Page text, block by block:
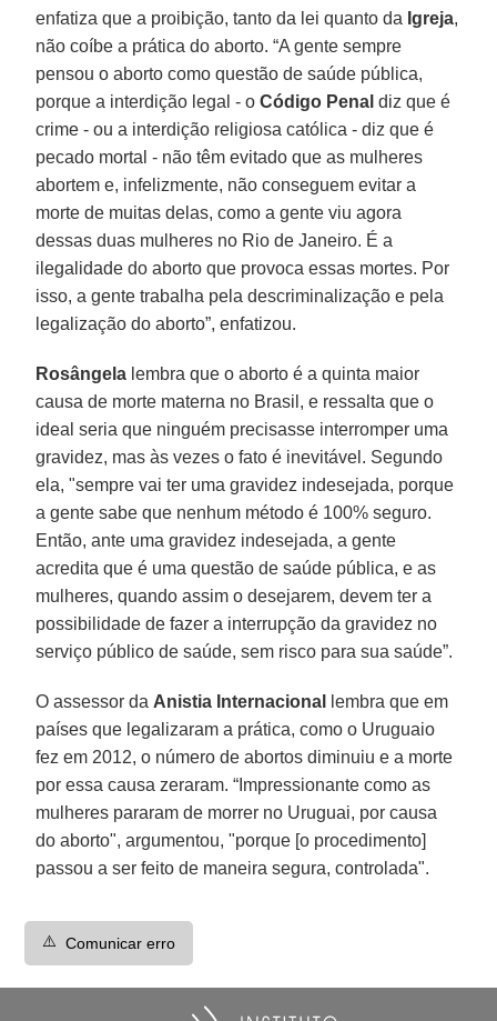
enfatiza que a proibição, tanto da lei quanto da Igreja,
não coíbe a prática do aborto. “A gente sempre
pensou o aborto como questão de saúde pública,
porque a interdição legal - oCódigo Penal diz que é
crime - ou a interdição religiosa católica - diz que é
pecado mortal - não têm evitado que as mulheres
abortem e, infelizmente, não conseguem evitar a
morte de muitas delas, como a gente viu agora
dessas duas mulheres no Rio de Janeiro. É a
ilegalidade do aborto que provoca essas mortes. Por
isso, a gente trabalha pela descriminalização e pela
legalização do aborto”, enfatizou.
Rosângela lembra que o aborto é a quinta maior
causa de morte materna no Brasil, e ressalta que o
ideal seria que ninguém precisasse interromper uma
gravidez, mas às vezes o fato é inevitável. Segundo
ela, "sempre vai ter uma gravidez indesejada, porque
a gente sabe que nenhum método é 100% seguro.
Então, ante uma gravidez indesejada, a gente
acredita que é uma questão de saúde pública, e as
mulheres, quando assim o desejarem, devem ter a
possibilidade de fazer a interrupção da gravidez no
serviço público de saúde, sem risco para sua saúde”.
O assessor da Anistia Internacional
lembra que em
países que legalizaram a prática, como o Uruguaio
fez em 2012, o número de abortos diminuiu e a morte
por essa causa zeraram. “Impressionante como as
mulheres pararam de morrer no Uruguai, por causa
do aborto", argumentou, "porque [o procedimento]
passou a ser feito de maneira segura, controlada".
⚠️ Comunicar erro